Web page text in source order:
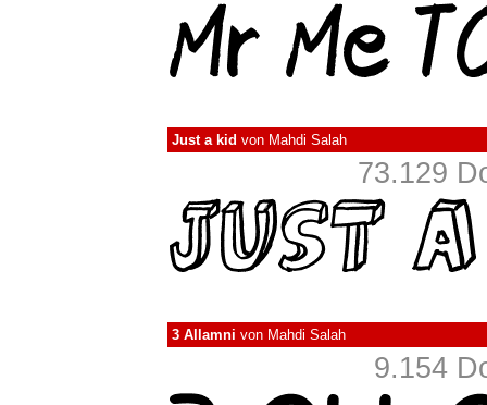
Just a kid von Mahdi Salah
73.129
3 Allamni von Mahdi Salah
9.154